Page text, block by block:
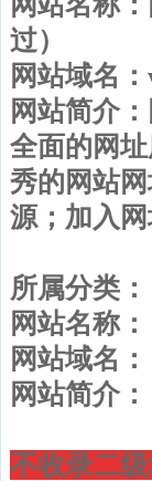
过）
网站域名
网站简介
全面的网
秀的网站
源；加入网
所属分类：
网站名称：
网站域名
网站简介：
不收录二